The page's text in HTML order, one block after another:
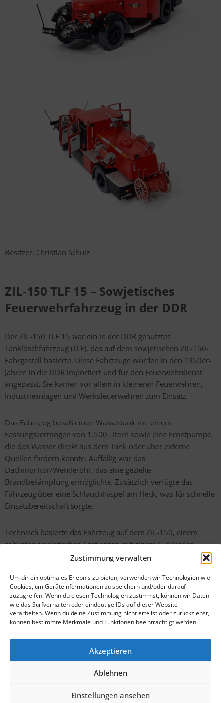
Zustimmung verwalten
Um dir ein optimales Erlebnis zu bieten, verwenden wir Technologien wie
Cookies, um Geräteinformationen zu speichern und/oder darauf
zuzugreifen. Wenn du diesen Technologien zustimmst, können wir Daten
wie das Surfverhalten oder eindeutige IDs auf dieser Website
verarbeiten. Wenn du deine Zustimmung nicht erteilst oder zurückziehst,
können bestimmte Merkmale und Funktionen beeinträchtigt werden.
Akzeptieren
Ablehnen
Einstellungen ansehen
Besitzer: Christian Schulz
ZIL-150 TLF 15 – Sowjetisches
Feuerwehrfahrzeug in der DDR
Der ZIL-150 TLF 15 war ein in der DDR genutztes
Tanklöschfahrzeug (TLF), das auf dem sowjetischen ZIL-150-
Fahrgestell basierte. Diese Fahrzeuge wurden in den 1950er-
Jahren in die DDR importiert und für den Feuerwehrdienst
angepasst. Sie kamen vor allem in kleineren Feuerwehren,
Industrieanlagen und Werksfeuerwehren zum Einsatz.
Das Fahrzeug besaß einen Wassertank mit einem
Fassungsvermögen von 1.500 Litern sowie eine Frontpumpe,
die das Wasser direkt aus dem Tank oder über externe
Quellen fördern konnte. Auffällig war das
Dachmonitor/Wenderohr, das eine gezielte
Brandbekämpfung ermöglichte. Zusätzlich verfügte das
Fahrzeug über eine Schlauchhaspel am Heck, was für schnelle
Einsatzbereitschaft sorgte.
Technisch basierte das Fahrzeug auf dem ZIL-150, einem
robusten sowjetischen Lastwagen mit einem 6-Zylinder-
Benzinmotor. Diese Feuerwehrfahrzeuge wurden in der DDR
durch Fahrzeuge auf Basis des Horch H3A und des IFA S4000
abgelöst wurden.
Der ZIL-150 TLF 15 ist heute eine Rarität und ein interessantes
der Sowjetunion im Bereich Feuerwehrtechnik.